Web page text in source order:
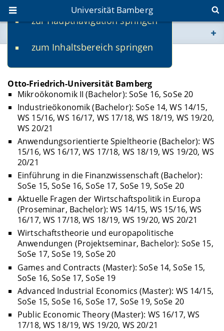
zur Hauptnavigation springen
zum Inhaltsbereich springen
Universität Bamberg
www.uni-bamberg.de
fis.uni-bamberg.de
Lehre
Otto-Friedrich-Universität Bamberg
Mikroökonomik II (Bachelor): SoSe 16, SoSe 20
Industrieökonomik (Bachelor): SoSe 14, WS 14/15,
WS 15/16, WS 16/17, WS 17/18, WS 18/19, WS 19/20,
WS 20/21
Anwendungsorientierte Spieltheorie (Bachelor): WS
15/16, WS 16/17, WS 17/18, WS 18/19, WS 19/20, WS
20/21
Einführung in die Finanzwissenschaft (Bachelor):
SoSe 15, SoSe 16, SoSe 17, SoSe 19, SoSe 20
Aktuelle Fragen der Wirtschaftspolitik in Europa
(Proseminar, Bachelor): WS 14/15, WS 15/16, WS
16/17, WS 17/18, WS 18/19, WS 19/20, WS 20/21
Wirtschaftstheorie und europapolitische
Anwendungen (Projektseminar, Bachelor): SoSe 15,
SoSe 17, SoSe 19, SoSe 20
Games and Contracts (Master): SoSe 14, SoSe 15,
SoSe 16, SoSe 17, SoSe 19
Advanced Industrial Economics (Master): WS 14/15,
SoSe 15, SoSe 16, SoSe 17, SoSe 19, SoSe 20
Public Economic Theory (Master): WS 16/17, WS
17/18, WS 18/19, WS 19/20, WS 20/21